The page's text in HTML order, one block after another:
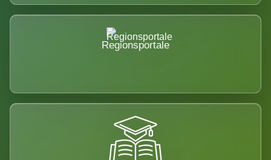
Regionsportale